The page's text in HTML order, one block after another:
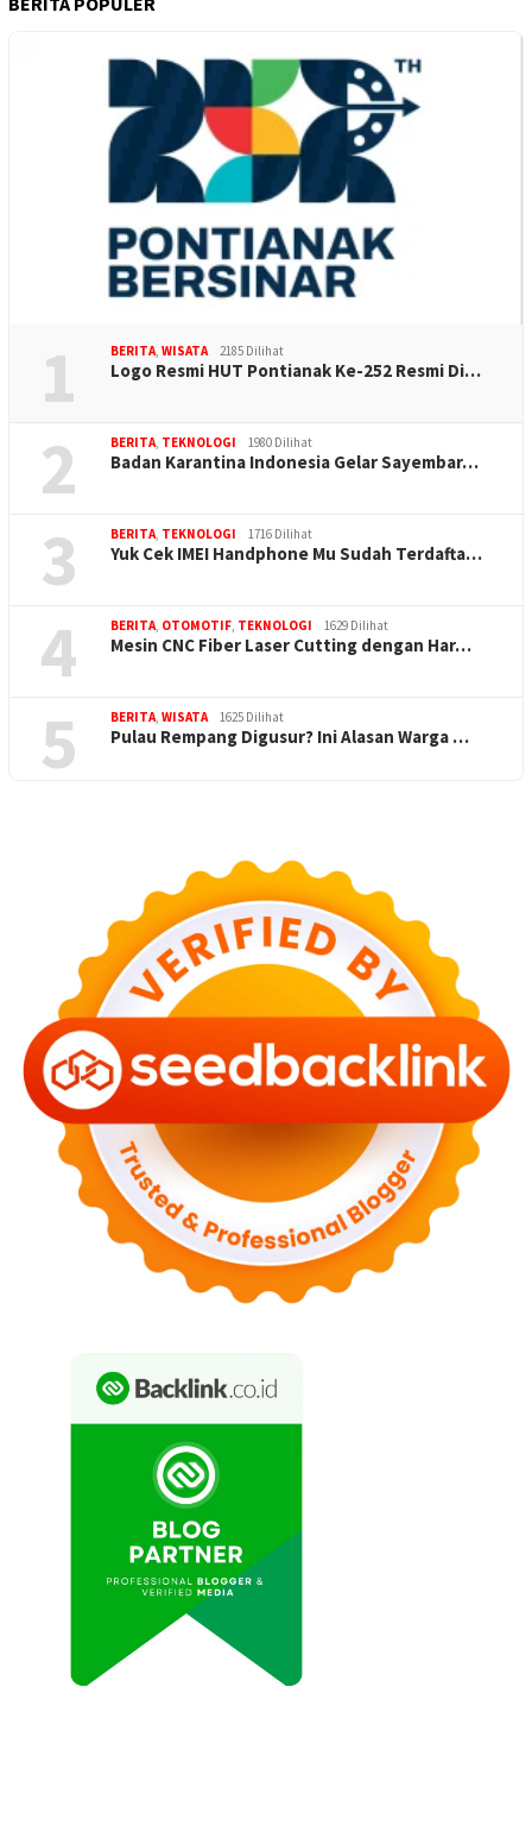
1 BERITA WISATA 2185 Dilihat
Logo Resmi HUT Pontianak Ke-252 Resmi Di…
2 BERITA TEKNOLOGI 1980 Dilihat
Badan Karantina Indonesia Gelar Sayembar…
3 BERITA TEKNOLOGI 1716 Dilihat
Yuk Cek IMEI Handphone Mu Sudah Terdafta…
4 BERITA OTOMOTIF TEKNOLOGI 1629 Dilihat
Mesin CNC Fiber Laser Cutting dengan Har…
5 BERITA WISATA 1625 Dilihat
Pulau Rempang Digusur? Ini Alasan Warga …